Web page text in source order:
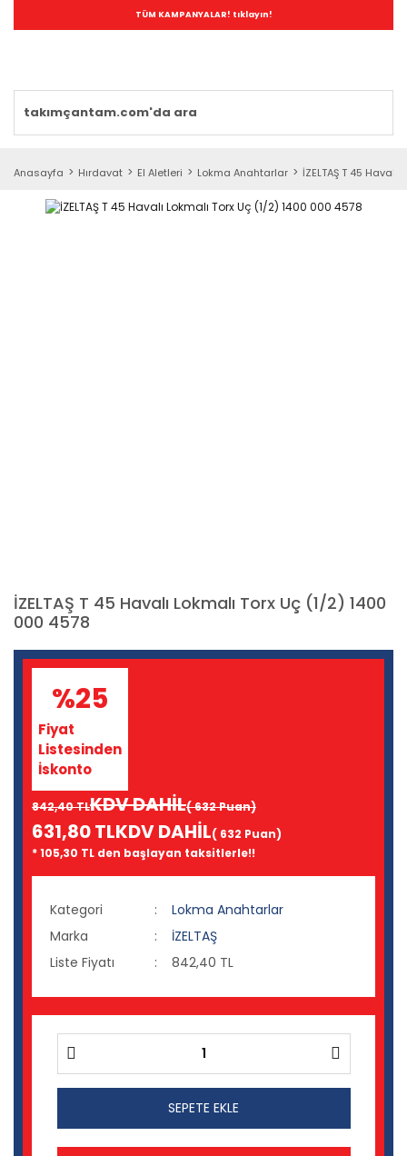
TÜM KAMPANYALAR! tıklayın!
Anasayfa Hırdavat El Aletleri Lokma Anahtarlar İZELTAŞ T 45
İZELTAŞ T 45 Havalı Lokmalı Torx Uç (1/2) 1400
000 4578
%25
Fiyat
Listesinden
İskonto
842,40 TLKDV DAHİL( 632 Puan)
631,80 TLKDV DAHİL( 632 Puan)
* 105,30 TL den başlayan taksitlerle!!
Kategori
Lokma Anahtarlar
Marka
İZELTAŞ
Liste Fiyatı
842,40 TL
SEPETE EKLE